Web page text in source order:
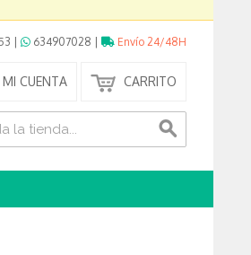
634907028 Envío 24/48H
MI CUENTA CARRITO